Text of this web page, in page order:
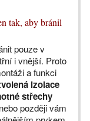
tak, aby bránil
pouze v
i vnější. Proto
a funkci
izolace
střechy
později vám